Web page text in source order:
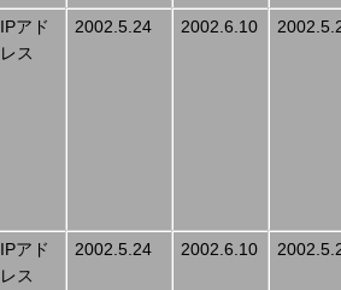
IPアド
レス
2002.5.24 2002.6.10
IPアド
レス
2002.5.24 2002.6.10